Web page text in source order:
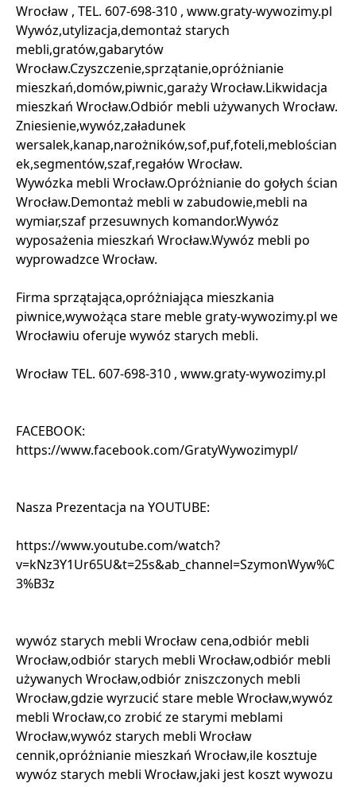
Wrocław , TEL. 607-698-310 , www.graty-wywozimy.pl
Wywóz,utylizacja,demontaż starych
mebli,gratów,gabarytów
Wrocław.Czyszczenie,sprzątanie,opróżnianie
mieszkań,domów,piwnic,garaży Wrocław.Likwidacja
mieszkań Wrocław.Odbiór mebli używanych Wrocław.
Zniesienie,wywóz,załadunek
wersalek,kanap,narożników,sof,puf,foteli,meblościan
ek,segmentów,szaf,regałów Wrocław.
Wywózka mebli Wrocław.Opróżnianie do gołych ścian
Wrocław.Demontaż mebli w zabudowie,mebli na
wymiar,szaf przesuwnych komandor.Wywóz
wyposażenia mieszkań Wrocław.Wywóz mebli po
wyprowadzce Wrocław.
Firma sprzątająca,opróżniająca mieszkania
piwnice,wywożąca stare meble graty-wywozimy.pl we
Wrocławiu oferuje wywóz starych mebli.
Wrocław TEL. 607-698-310 , www.graty-wywozimy.pl
FACEBOOK:
https://www.facebook.com/GratyWywozimypl/
Nasza Prezentacja na YOUTUBE:
https://www.youtube.com/watch?
v=kNz3Y1Ur65U&t=25s&ab_channel=SzymonWyw%C
3%B3z
wywóz starych mebli Wrocław cena,odbiór mebli
Wrocław,odbiór starych mebli Wrocław,odbiór mebli
używanych Wrocław,odbiór zniszczonych mebli
Wrocław,gdzie wyrzucić stare meble Wrocław,wywóz
mebli Wrocław,co zrobić ze starymi meblami
Wrocław,wywóz starych mebli Wrocław
cennik,opróżnianie mieszkań Wrocław,ile kosztuje
wywóz starych mebli Wrocław,jaki jest koszt wywozu